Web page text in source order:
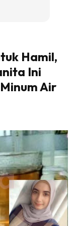
Hamil,
Ini
Air